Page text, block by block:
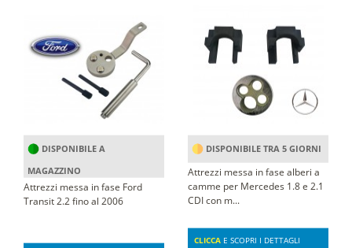
DISPONIBILE A
MAGAZZINO
Attrezzi messa in fase Ford
Transit 2.2 fino al 2006
DISPONIBILE TRA 5 GIORNI
Attrezzi messa in fase alberi a
camme per Mercedes 1.8 e 2.1
CDI con m...
CLICCA E SCOPRI I DETTAGLI